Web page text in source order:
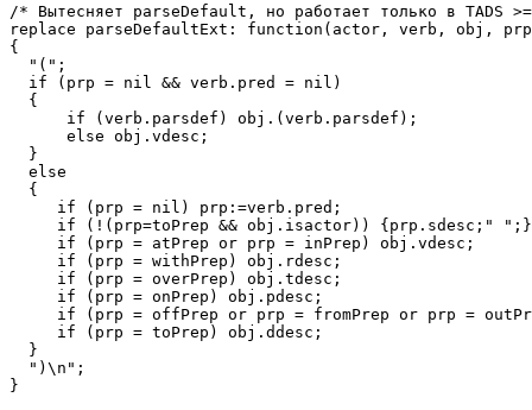
/* Вытесняет parseDefault, но работает только в TADS
replace parseDefaultExt: function(actor, verb, obj,
{
  "(";
  if (prp = nil && verb.pred = nil)
  {
      if (verb.parsdef) obj.(verb.parsdef);
      else obj.vdesc;
  }
  else
  {
     if (prp = nil) prp:=verb.pred;
if (!(prp=toPrep && obj.isactor)) {prp.sdesc;"
     if (prp = atPrep or prp = inPrep) obj.vdesc;
     if (prp = withPrep) obj.rdesc;
     if (prp = overPrep) obj.tdesc;
     if (prp = onPrep) obj.pdesc;
if (prp = offPrep or prp = fromPrep or prp =
     if (prp = toPrep) obj.ddesc;
  }
  ")\n";
}